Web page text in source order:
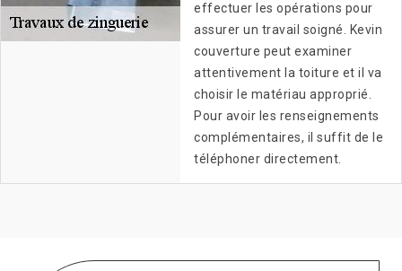
effectuer les opérations pour
assurer un travail soigné. Kevin
couverture peut examiner
attentivement la toiture et il va
choisir le matériau approprié.
Pour avoir les renseignements
complémentaires, il suffit de le
téléphoner directement.